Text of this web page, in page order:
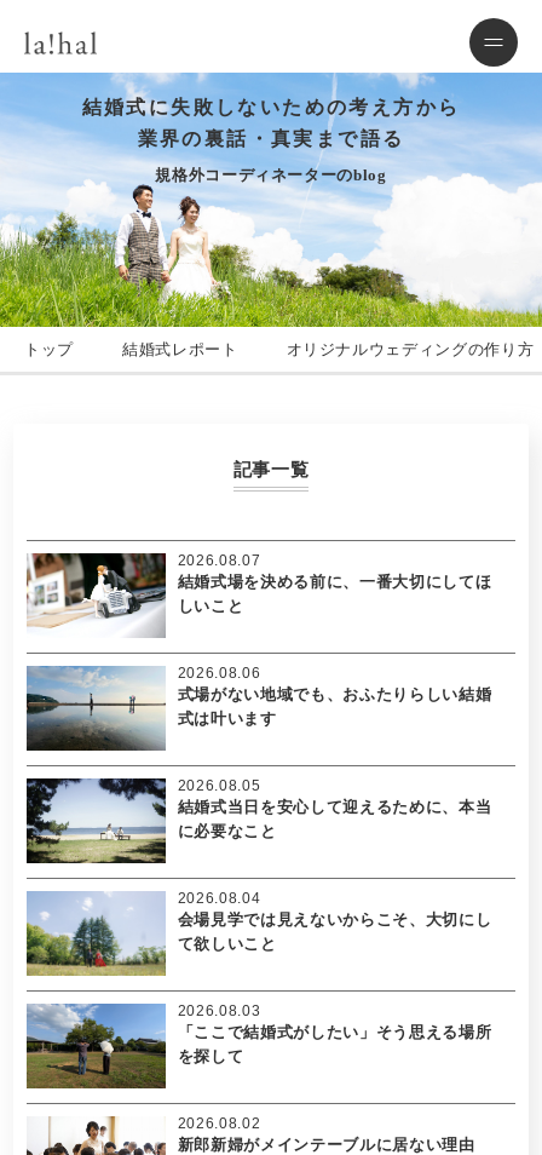
結婚式に失敗しないための考え方から
業界の裏話・真実まで語る
規格外コーディネーターのblog
トップ 結婚式レポート オリジナルウェディングの作り方
記事一覧
結婚式場を決める前に、一番大切にしてほ
しいこと
2026.08.07
式場がない地域でも、おふたりらしい結婚
式は叶います
2026.08.06
結婚式当日を安心して迎えるために、本当
に必要なこと
2026.08.05
会場見学では見えないからこそ、大切にし
て欲しいこと
2026.08.04
「ここで結婚式がしたい」そう思える場所
を探して
2026.08.03
新郎新婦がメインテーブルに居ない理由
2026.08.02